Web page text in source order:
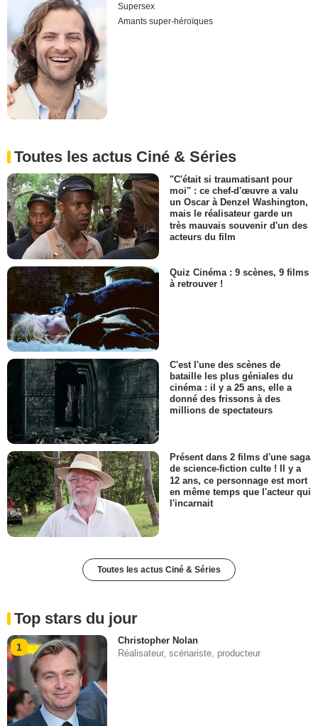
Supersex
Amants super-héroïques
Toutes les actus Ciné & Séries
"C'était si traumatisant pour
moi" : ce chef-d'œuvre a valu
un Oscar à Denzel Washington,
mais le réalisateur garde un
très mauvais souvenir d'un des
acteurs du film
Quiz Cinéma : 9 scènes, 9 films
à retrouver !
C'est l'une des scènes de
bataille les plus géniales du
cinéma : il y a 25 ans, elle a
donné des frissons à des
millions de spectateurs
Présent dans 2 films d'une saga
de science-fiction culte ! Il y a
12 ans, ce personnage est mort
en même temps que l'acteur qui
l'incarnait
Toutes les actus Ciné & Séries
Top stars du jour
1
Christopher Nolan
Réalisateur, scénariste, producteur